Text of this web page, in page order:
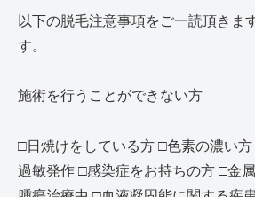
以下の脱毛注意事項をご一読頂きま
す。
施術を行うことができない方
□日焼けをしている方 □色素の濃い
過敏発作 □感染症をお持ちの方 □金